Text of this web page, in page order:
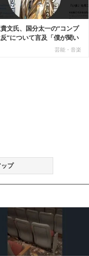
文氏、国分太一の“コンプ
”について言及「僕が聞い
芸能・音楽
プ